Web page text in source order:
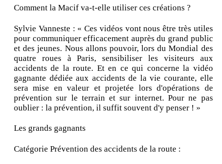
Comment la Macif va-t-elle utiliser ces créations ?
Sylvie Vanneste : « Ces vidéos vont nous être très utiles
pour communiquer efficacement auprès du grand public
et des jeunes. Nous allons pouvoir, lors du Mondial des
quatre roues à Paris, sensibiliser les visiteurs aux
accidents de la route. Et en ce qui concerne la vidéo
gagnante dédiée aux accidents de la vie courante, elle
sera mise en valeur et projetée lors d'opérations de
prévention sur le terrain et sur internet. Pour ne pas
oublier : la prévention, il suffit souvent d'y penser ! »
Les grands gagnants
Catégorie Prévention des accidents de la route :